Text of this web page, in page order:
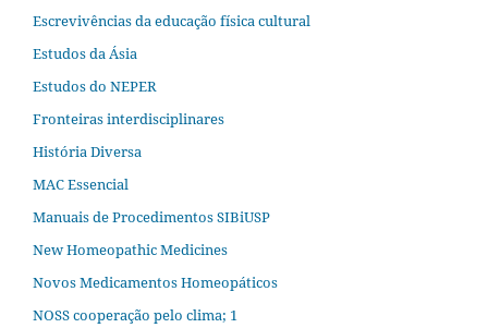
Escrevivências da educação física cultural
Estudos da Ásia​
Estudos do NEPER
Fronteiras interdisciplinares
História Diversa
MAC Essencial
Manuais de Procedimentos SIBiUSP
New Homeopathic Medicines
Novos Medicamentos Homeopáticos
NOSS cooperação pelo clima; 1